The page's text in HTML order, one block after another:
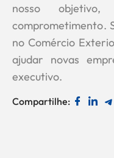
nosso
comprometimento.
no Comércio
ajudar novas
executivo.
Compartilhe: